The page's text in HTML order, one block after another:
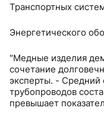
Транспортных
Энергетического
"Медные изделия
сочетание
эксперты. -
трубопроводов
превышает